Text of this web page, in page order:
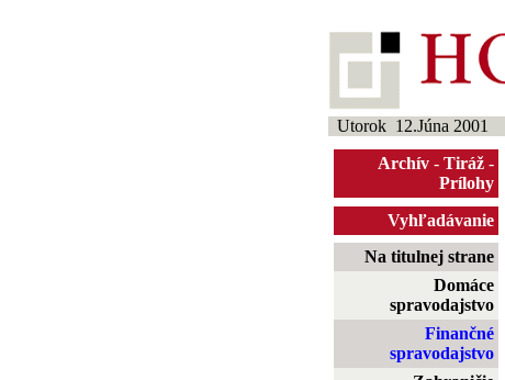
Utorok 12.Júna 2001
Archív - Tiráž -
Prílohy
Vyhľadávanie
Na titulnej strane
Domáce
spravodajstvo
Finančné
spravodajstvo